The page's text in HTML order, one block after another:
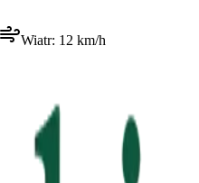
Wiatr: 12 km/h